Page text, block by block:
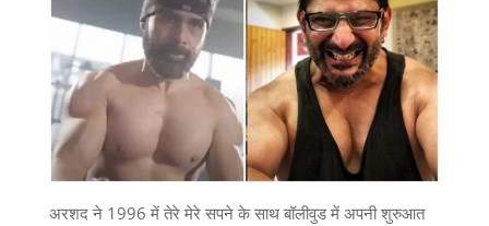
अरशद ने 1996 में तेरे मेरे सपने के साथ बॉलीवुड में अपनी शुरुआत